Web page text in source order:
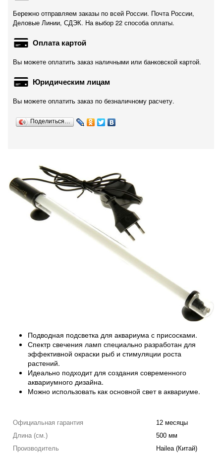
Бережно отправляем заказы по всей России. Почта России,
Деловые Линии, СДЭК. На выбор 22 способа оплаты.
Оплата картой
Вы можете оплатить заказ наличными или банковской картой.
Юридическим лицам
Вы можете оплатить заказ по безналичному расчету.
Поделиться…
Подводная подсветка для аквариума с присосками.
Спектр свечения ламп специально разработан для
эффективной окраски рыб и стимуляции роста
растений.
Идеально подходит для создания современного
аквариумного дизайна.
Можно использовать как основной свет в аквариуме.
Официальная гарантия
12 месяцы
Длина (см.)
500 мм
Производитель
Hailea (Китай)